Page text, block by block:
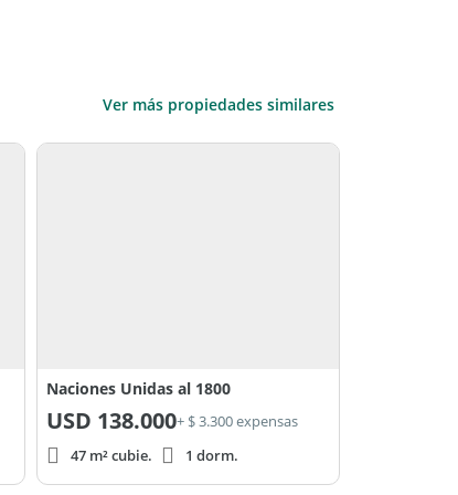
Ver más propiedades similares
Naciones Unidas al 1800
USD 138.000+ $ 3.300 expensas
47 m² cubie.
1 dorm.